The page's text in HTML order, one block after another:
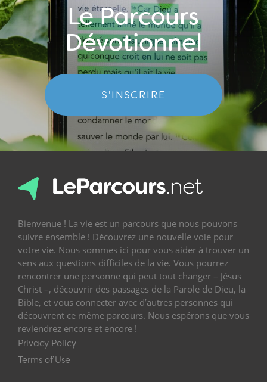
Le Parcours
Dévotionnel
S'INSCRIRE
Bienvenue ! La vie est un parcours que nous pouvons
suivre ensemble ! Découvrez une nouvelle voie pour
votre vie. Nous sommes ici pour vous aider à trouver un
sens aux questions difficiles de la vie. Vous pourrez
rencontrer une personne qui peut tout changer – Jésus
Christ –, découvrir des passages de la Parole de Dieu, la
Bible, et vous connecter avec d’autres personnes qui
découvrent ce même parcours. Nous espérons que vous
reviendrez encore et encore !
Privacy Policy
Terms of Use